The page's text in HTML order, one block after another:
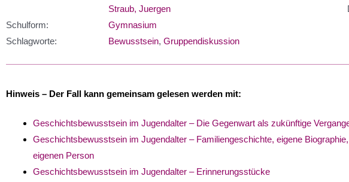
Straub, Juergen
Schulform:
Gymnasium
Schlagworte:
Bewusstsein, Gruppendiskussion
Hinweis – Der Fall kann gemeinsam gelesen werden mit:
Geschichtsbewusstsein im Jugendalter – Die Gegenwart als zukünftige
Geschichtsbewusstsein im Jugendalter – Familiengeschichte, eigene
eigenen Person
Geschichtsbewusstsein im Jugendalter – Erinnerungsstücke